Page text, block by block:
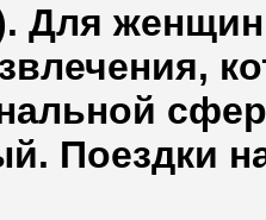
Для
Поездки